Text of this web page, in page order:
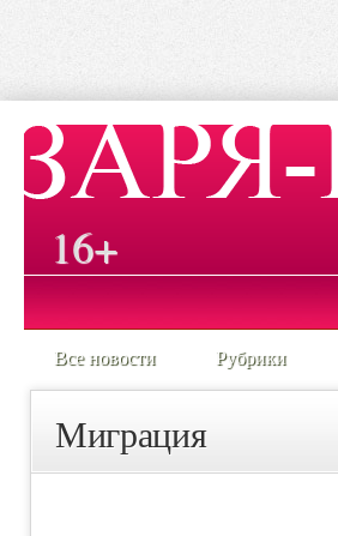
16+
Все новости Рубрики
Миграция